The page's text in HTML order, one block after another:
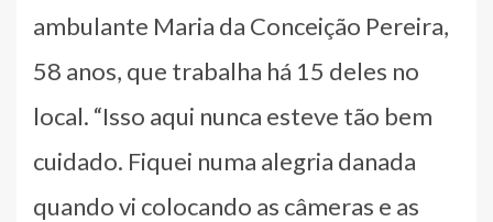
ambulante Maria da Conceição Pereira,
58 anos, que trabalha há 15 deles no
local. “Isso aqui nunca esteve tão bem
cuidado. Fiquei numa alegria danada
quando vi colocando as câmeras e as